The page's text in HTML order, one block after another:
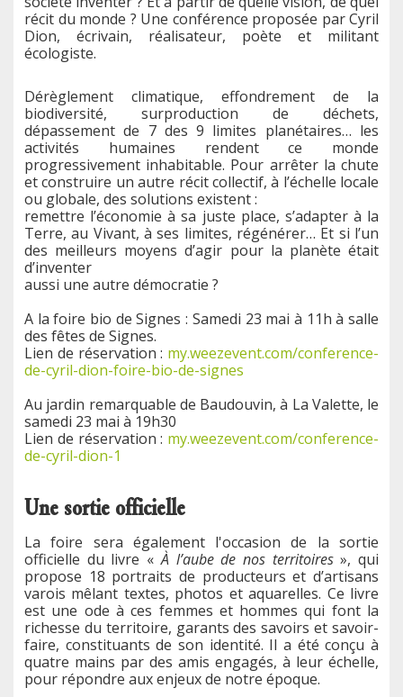
récit du monde ? Une conférence proposée par Cyril
Dion, écrivain, réalisateur, poète et militant
écologiste.
Dérèglement climatique, effondrement de la
biodiversité, surproduction de déchets,
dépassement de 7 des 9 limites planétaires… les
activités humaines rendent ce monde
progressivement inhabitable. Pour arrêter la chute
et construire un autre récit collectif, à l’échelle locale
ou globale, des solutions existent :
remettre l’économie à sa juste place, s’adapter à la
Terre, au Vivant, à ses limites, régénérer… Et si l’un
des meilleurs moyens d’agir pour la planète était
d’inventer
aussi une autre démocratie ?
A la foire bio de Signes : Samedi 23 mai à 11h à salle
des fêtes de Signes.
Lien de réservation : my.weezevent.com/conference-
de-cyril-dion-foire-bio-de-signes
Au jardin remarquable de Baudouvin, à La Valette, le
samedi 23 mai à 19h30
Lien de réservation : my.weezevent.com/conference-
de-cyril-dion-1
Une sortie officielle
La foire sera également l'occasion de la sortie
officielle du livre «À l’aube de nos territoires», qui
propose 18 portraits de producteurs et d’artisans
varois mêlant textes, photos et aquarelles. Ce livre
est une ode à ces femmes et hommes qui font la
richesse du territoire, garants des savoirs et savoir-
faire, constituants de son identité. Il a été conçu à
quatre mains par des amis engagés, à leur échelle,
pour répondre aux enjeux de notre époque.